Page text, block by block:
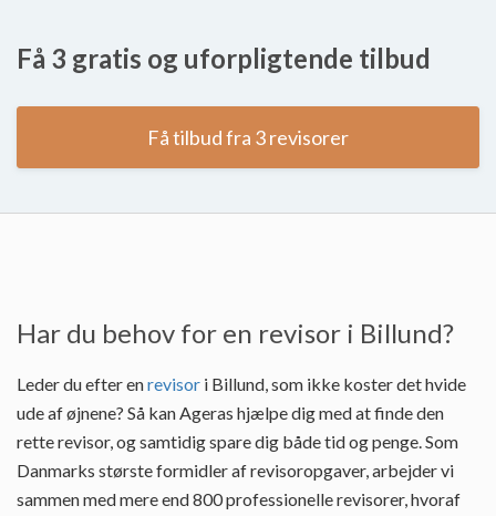
Få 3 gratis og uforpligtende tilbud
Få tilbud fra 3 revisorer
Har du behov for en revisor i Billund?
Leder du efter enrevisor i Billund, som ikke koster det hvide
ude af øjnene? Så kan Ageras hjælpe dig med at finde den
rette revisor, og samtidig spare dig både tid og penge. Som
Danmarks største formidler af revisoropgaver, arbejder vi
sammen med mere end 800 professionelle revisorer, hvoraf